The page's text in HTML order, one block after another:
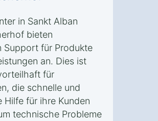
in Sankt Alban
bieten
Support für Produkte
an. Dies ist
für
die schnelle und
Hilfe für ihre Kunden
technische Probleme